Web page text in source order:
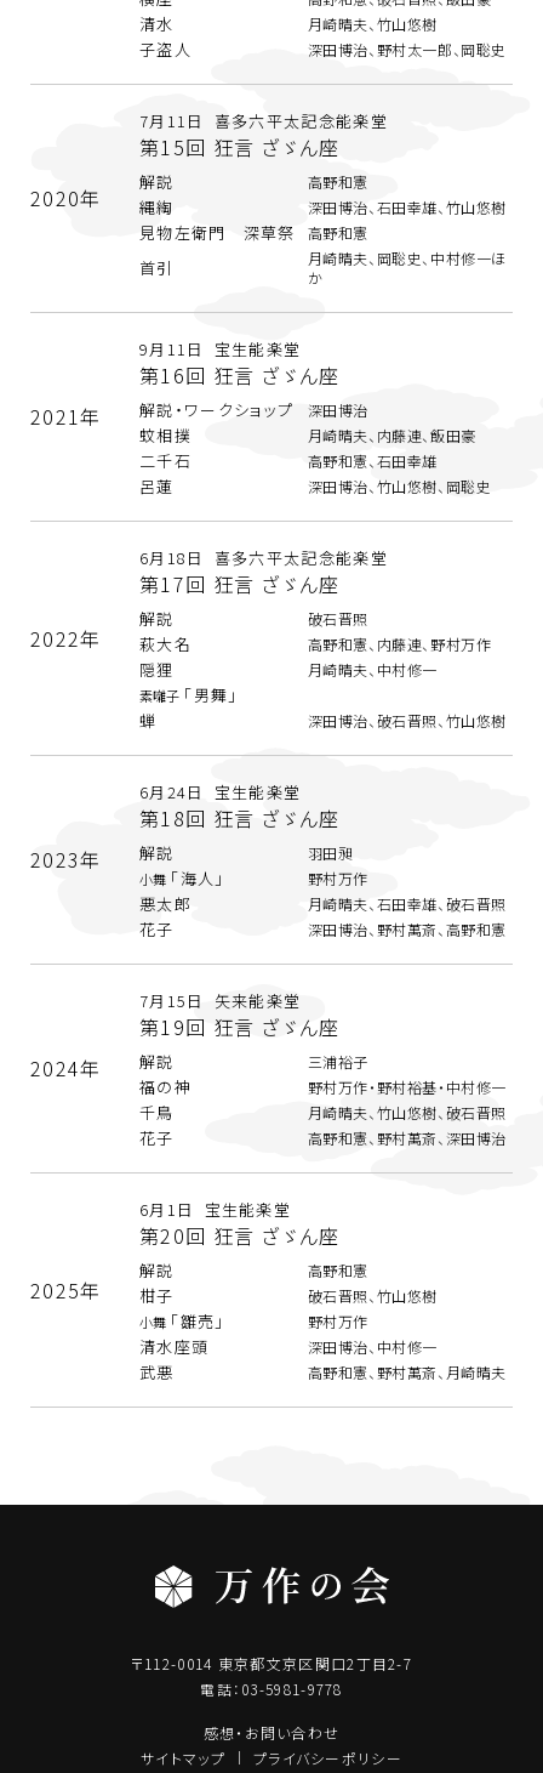
清水 月崎晴夫、竹山悠樹
子盗人 深田博治、野村太一郎、岡聡史
2020年
7月11日 喜多六平太記念能楽堂
第15回 狂言 ざゞん座
解説 高野和憲
縄綯 深田博治、石田幸雄、竹山悠樹
見物左衛門 深草祭 高野和憲
首引
月崎晴夫、岡聡史、中村修一ほ
か
2021年
9月11日 宝生能楽堂
第16回 狂言 ざゞん座
解説・ワークショップ 深田博治
蚊相撲 月崎晴夫、内藤連、飯田豪
二千石 高野和憲、石田幸雄
呂蓮 深田博治、竹山悠樹、岡聡史
2022年
6月18日 喜多六平太記念能楽堂
第17回 狂言 ざゞん座
解説 破石晋照
萩大名 高野和憲、内藤連、野村万作
隠狸 月崎晴夫、中村修一
素囃子 「男舞」
蝉
深田博治、破石晋照、竹山悠樹
2023年
6月24日 宝生能楽堂
第18回 狂言 ざゞん座
解説 羽田昶
小舞 「海人」 野村万作
悪太郎 月崎晴夫、石田幸雄、破石晋照
花子 深田博治、野村萬斎、高野和憲
2024年
7月15日 矢来能楽堂
第19回 狂言 ざゞん座
解説 三浦裕子
福の神 野村万作・野村裕基・中村修一
千鳥 月崎晴夫、竹山悠樹、破石晋照
花子 高野和憲、野村萬斎、深田博治
2025年
6月1日 宝生能楽堂
第20回 狂言 ざゞん座
解説 高野和憲
柑子 破石晋照、竹山悠樹
小舞 「雛売」 野村万作
清水座頭 深田博治、中村修一
武悪 高野和憲、野村萬斎、月崎晴夫
〒112-0014 東京都文京区関口2丁目2-7
電話：03-5981-9778
感想・お問い合わせ
サイトマップ
プライバシーポリシー